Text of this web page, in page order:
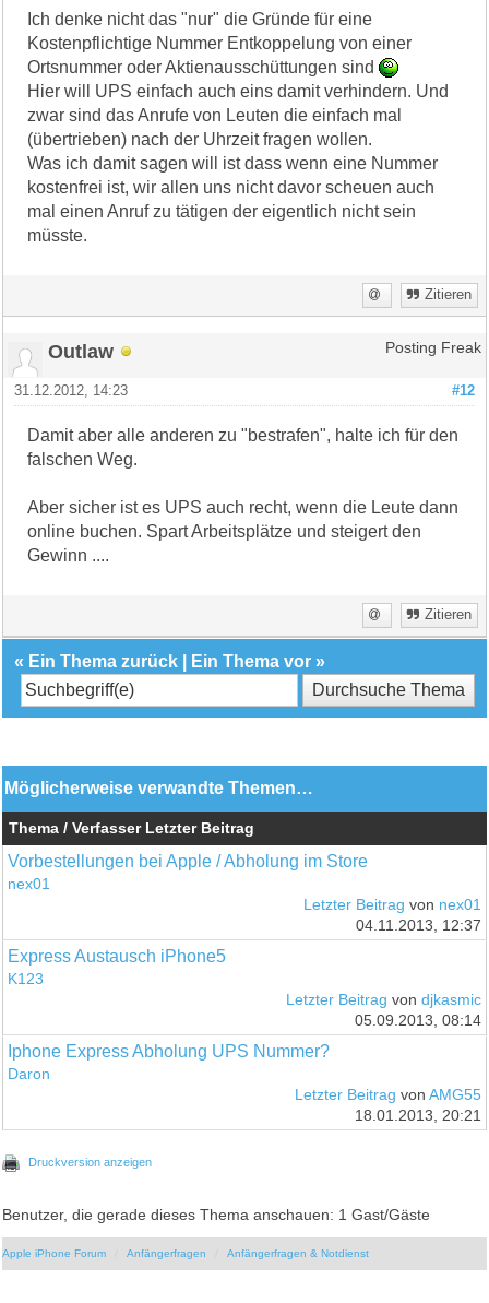
Ich denke nicht das "nur" die Gründe für eine
Kostenpflichtige Nummer Entkoppelung von einer
Ortsnummer oder Aktienausschüttungen sind
Hier will UPS einfach auch eins damit verhindern. Und
zwar sind das Anrufe von Leuten die einfach mal
(übertrieben) nach der Uhrzeit fragen wollen.
Was ich damit sagen will ist dass wenn eine Nummer
kostenfrei ist, wir allen uns nicht davor scheuen auch
mal einen Anruf zu tätigen der eigentlich nicht sein
müsste.
Zitieren
Outlaw Posting Freak
#12
31.12.2012, 14:23
Damit aber alle anderen zu "bestrafen", halte ich für den
falschen Weg.
Aber sicher ist es UPS auch recht, wenn die Leute dann
online buchen. Spart Arbeitsplätze und steigert den
Gewinn ....
Zitieren
« Ein Thema zurück Ein Thema vor »
Möglicherweise verwandte Themen…
Thema / Verfasser Letzter Beitrag
Vorbestellungen bei Apple / Abholung im Store
nex01
Letzter Beitrag von nex01
04.11.2013, 12:37
Express Austausch iPhone5
K123
Letzter Beitrag von djkasmic
05.09.2013, 08:14
Iphone Express Abholung UPS Nummer?
Daron
Letzter Beitrag von AMG55
18.01.2013, 20:21
Druckversion anzeigen
Benutzer, die gerade dieses Thema anschauen: 1 Gast/Gäste
Apple iPhone Forum Anfängerfragen Anfängerfragen & Notdienst